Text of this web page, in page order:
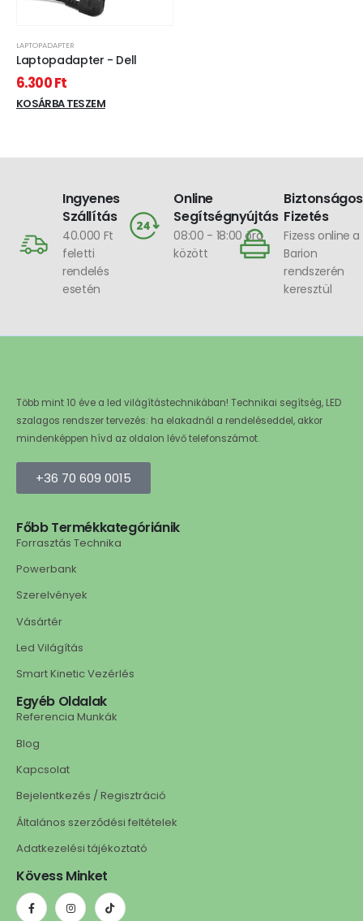
LAPTOPADAPTER
Laptopadapter - Dell
6.300Ft
KOSÁRBA TESZEM
Ingyenes
Szállítás
40.000 Ft
feletti
rendelés
esetén
Online
Segítségnyújtás
08:00 - 18:00 óra
között
Biztonságos
Fizetés
Fizess online a
Barion
rendszerén
keresztül
Több mint 10 éve a led világítástechnikában! Technikai segítség, LED
szalagos rendszer tervezés: ha elakadnál a rendeléseddel, akkor
mindenképpen hívd az oldalon lévő telefonszámot.
+36 70 609 0015
Főbb Termékkategóriánik
Forrasztás Technika
Powerbank
Szerelvények
Vásártér
Led Világítás
Smart Kinetic Vezérlés
Egyéb Oldalak
Referencia Munkák
Blog
Kapcsolat
Bejelentkezés / Regisztráció
Általános szerződési feltételek
Adatkezelési tájékoztató
Kövess Minket